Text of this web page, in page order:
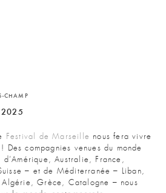
CHAMP
Festival de Marseille nous fera vivre
compagnies venues du monde
Australie, France,
– et de Méditerranée – Liban,
Grèce, Catalogne – nous